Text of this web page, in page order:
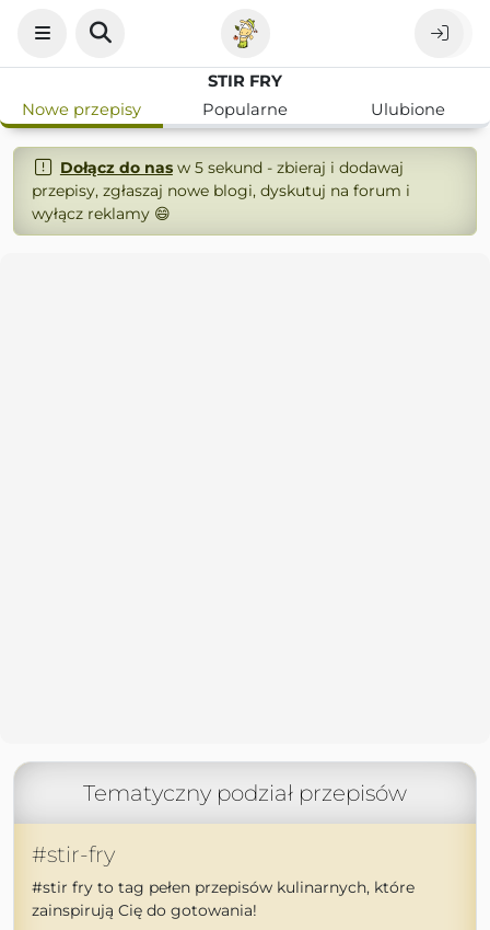
STIR FRY
Nowe przepisy
Popularne Ulubione
Dołącz do nasw 5 sekund - zbieraj i dodawaj
przepisy, zgłaszaj nowe blogi, dyskutuj na forum i
wyłącz reklamy 😄
Tematyczny podział przepisów
#stir-fry
#stir fry to tag pełen przepisów kulinarnych, które
zainspirują Cię do gotowania!